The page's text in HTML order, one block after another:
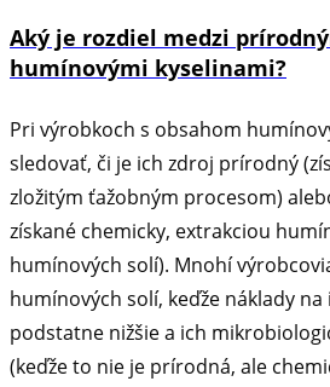
Aký je rozdiel medzi
humínovými kyselinami?
Pri výrobkoch s obsahom
sledovať, či je ich zdroj prírodný
zložitým ťažobným procesom)
získané chemicky, extrakciou
humínových solí). Mnohí
humínových solí, keďže náklady
podstatne nižšie a ich
(keďže to nie je prírodná, ale